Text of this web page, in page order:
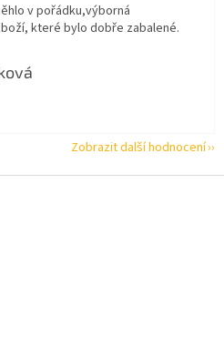
v pořádku,výborná
které bylo dobře zabalené.
je 5 z 5 hvězdiček.
Zobrazit další hodnocení